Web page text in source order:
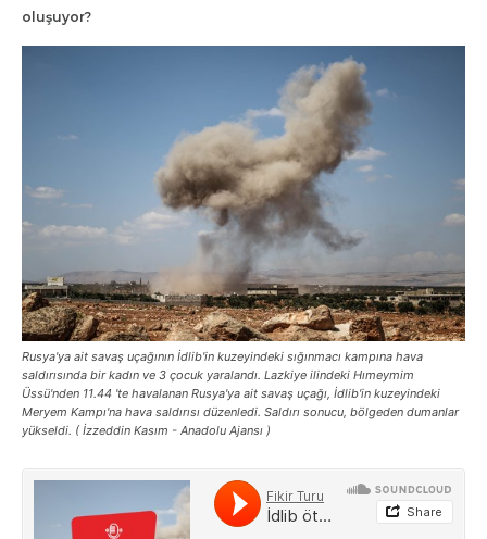
oluşuyor?
Rusya'ya ait savaş uçağının İdlib'in kuzeyindeki sığınmacı kampına hava
saldırısında bir kadın ve 3 çocuk yaralandı. Lazkiye ilindeki Hımeymim
Üssü'nden 11.44 'te havalanan Rusya'ya ait savaş uçağı, İdlib'in kuzeyindeki
Meryem Kampı'na hava saldırısı düzenledi. Saldırı sonucu, bölgeden dumanlar
yükseldi. ( İzzeddin Kasım - Anadolu Ajansı )